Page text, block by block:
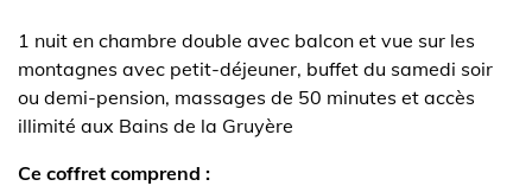
1 nuit en chambre double avec balcon et vue sur les
montagnes avec petit-déjeuner, buffet du samedi soir
ou demi-pension, massages de 50 minutes et accès
illimité aux Bains de la Gruyère
Ce coffret comprend :